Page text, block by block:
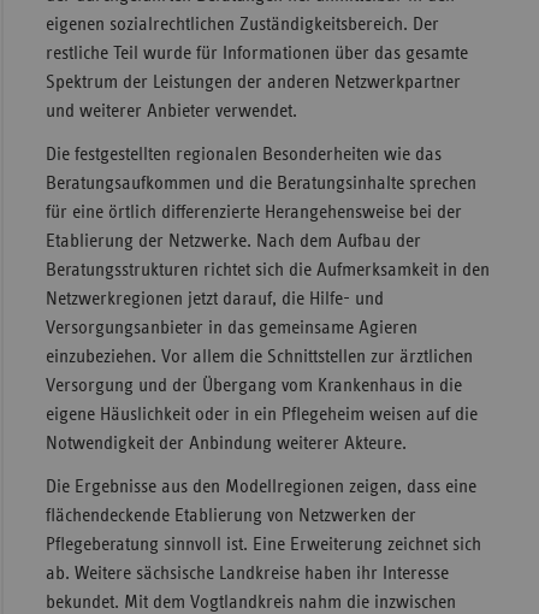
eigenen sozialrechtlichen Zuständigkeitsbereich. Der
restliche Teil wurde für Informationen über das gesamte
Spektrum der Leistungen der anderen Netzwerkpartner
und weiterer Anbieter verwendet.
Die festgestellten regionalen Besonderheiten wie das
Beratungsaufkommen und die Beratungsinhalte sprechen
für eine örtlich differenzierte Herangehensweise bei der
Etablierung der Netzwerke. Nach dem Aufbau der
Beratungsstrukturen richtet sich die Aufmerksamkeit in den
Netzwerkregionen jetzt darauf, die Hilfe- und
Versorgungsanbieter in das gemeinsame Agieren
einzubeziehen. Vor allem die Schnittstellen zur ärztlichen
Versorgung und der Übergang vom Krankenhaus in die
eigene Häuslichkeit oder in ein Pflegeheim weisen auf die
Notwendigkeit der Anbindung weiterer Akteure.
Die Ergebnisse aus den Modellregionen zeigen, dass eine
flächendeckende Etablierung von Netzwerken der
Pflegeberatung sinnvoll ist. Eine Erweiterung zeichnet sich
ab. Weitere sächsische Landkreise haben ihr Interesse
bekundet. Mit dem Vogtlandkreis nahm die inzwischen